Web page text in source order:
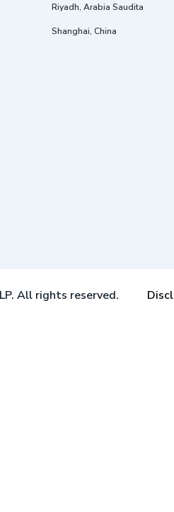
Riyadh, Arabia Saudita
Shanghai, China
All rights reserved.